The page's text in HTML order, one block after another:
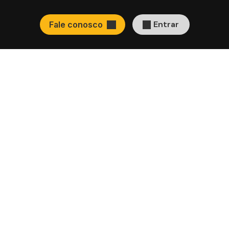
Entrar
Fale conosco